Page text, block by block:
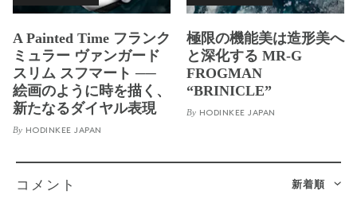
A Painted Time フランク
ミュラー ヴァンガード
スリム スフマート ──
絵画のように時を描く、
新たなるダイヤル表現
By HODINKEE JAPAN
極限の機能美は造形美へ
と深化する MR-G
FROGMAN
“BRINICLE”
By HODINKEE JAPAN
新着順
コメント